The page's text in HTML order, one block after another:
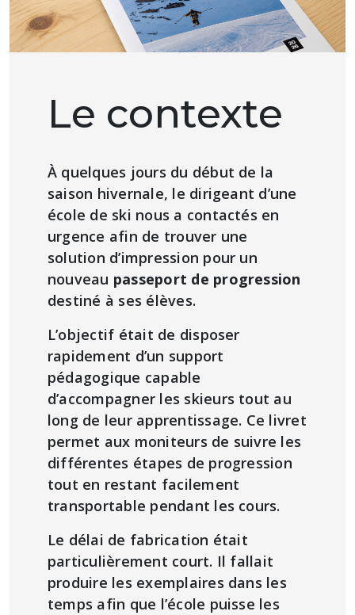
Le contexte
À quelques jours du début de la
saison hivernale, le dirigeant d’une
école de ski nous a contactés en
urgence afin de trouver une
solution d’impression pour un
nouveau passeport de progression
destiné à ses élèves.
L’objectif était de disposer
rapidement d’un support
pédagogique capable
d’accompagner les skieurs tout au
long de leur apprentissage. Ce livret
permet aux moniteurs de suivre les
différentes étapes de progression
tout en restant facilement
transportable pendant les cours.
Le délai de fabrication était
particulièrement court. Il fallait
produire les exemplaires dans les
temps afin que l’école puisse les